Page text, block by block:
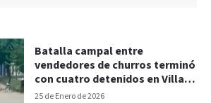
25 de Enero de 2026
Batalla campal entre
vendedores de churros terminó
con cuatro detenidos en Villa
Gesell